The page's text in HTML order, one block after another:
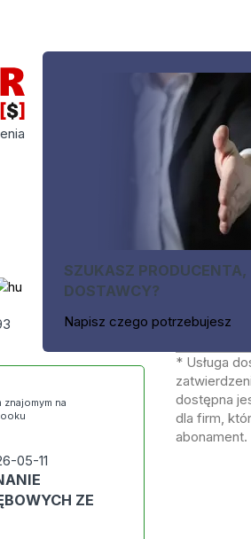
SZUKASZ PRODUCENTA,
DOSTAWCY?
Napisz czego potrzebujesz
znajomym na
05-11
ZE
* Usługa
dostępna
dla firm,
abonament.